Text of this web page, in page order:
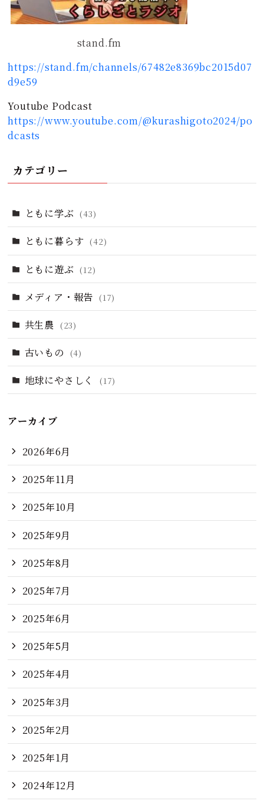
stand.fm
https://stand.fm/channels/67482e8369bc2015d07
d9e59
Youtube Podcast
https://www.youtube.com/@kurashigoto2024/po
dcasts
カテゴリー
ともに学ぶ (43)
ともに暮らす (42)
ともに遊ぶ (12)
メディア・報告 (17)
共生農 (23)
古いもの (4)
地球にやさしく (17)
アーカイブ
2026年6月
2025年11月
2025年10月
2025年9月
2025年8月
2025年7月
2025年6月
2025年5月
2025年4月
2025年3月
2025年2月
2025年1月
2024年12月